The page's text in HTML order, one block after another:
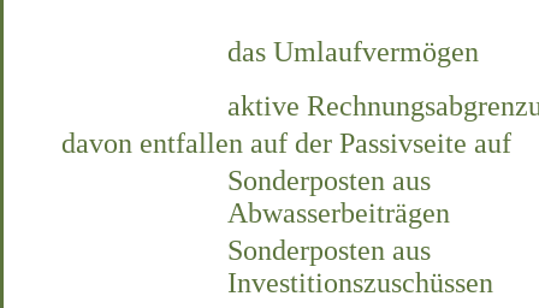
das Umlaufvermögen
aktive
davon entfallen auf der Passivseite auf
Sonderposten aus
Abwasserbeiträgen
Sonderposten aus
Investitionszuschüssen